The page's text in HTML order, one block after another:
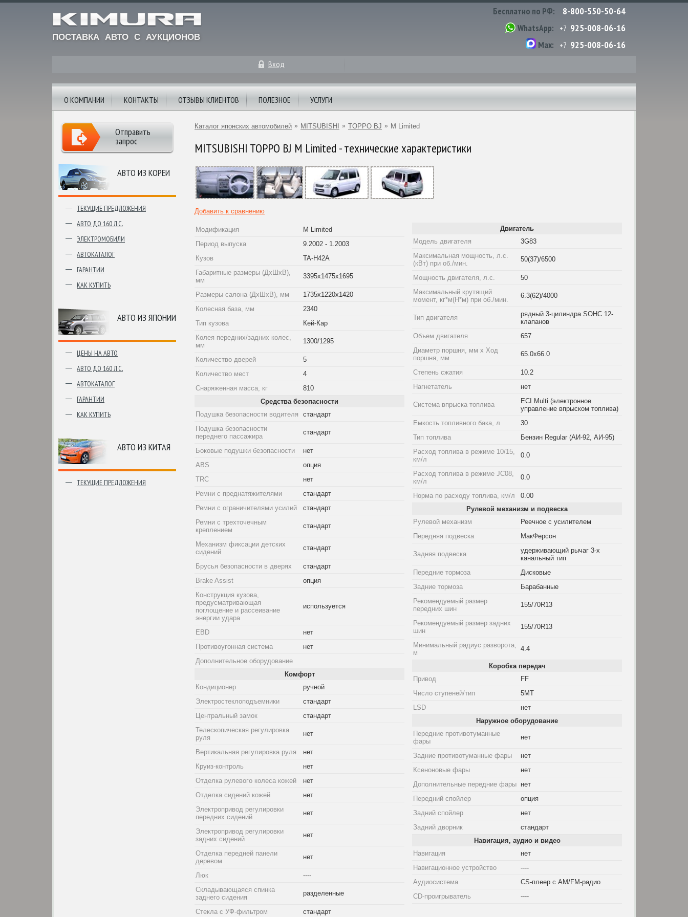
ПОСТАВКА АВТО С АУКЦИОНОВ
Бесплатно по РФ: 8-800-550-50-64
WhatsApp: +7 925-008-06-16
Max: +7 925-008-06-16
Вход
О КОМПАНИИ КОНТАКТЫ ОТЗЫВЫ КЛИЕНТОВ ПОЛЕЗНОЕ УСЛУГИ
АВТО ИЗ КОРЕИ
ТЕКУЩИЕ ПРЕДЛОЖЕНИЯ
АВТО ДО 160 Л.С.
ЭЛЕКТРОМОБИЛИ
АВТОКАТАЛОГ
ГАРАНТИИ
КАК КУПИТЬ
АВТО ИЗ ЯПОНИИ
ЦЕНЫ НА АВТО
АВТО ДО 160 Л.С.
АВТОКАТАЛОГ
ГАРАНТИИ
КАК КУПИТЬ
АВТО ИЗ КИТАЯ
ТЕКУЩИЕ ПРЕДЛОЖЕНИЯ
Отправить
запрос
Каталог японских автомобилей » MITSUBISHI » TOPPO BJ » M Limited
MITSUBISHI TOPPO BJ M Limited - технические характеристики
Добавить к сравнению
Модификация
M Limited
Период выпуска
9.2002 - 1.2003
Кузов
TA-H42A
Габаритные размеры (ДхШхВ),
мм
3395x1475x1695
Размеры салона (ДхШхВ), мм
1735x1220x1420
Колесная база, мм
2340
Тип кузова
Кей-Кар
Колея передних/задних колес,
мм
1300/1295
Количество дверей
5
Количество мест
4
Снаряженная масса, кг
810
Средства безопасности
Подушка безопасности водителя
стандарт
Подушка безопасности
переднего пассажира
стандарт
Боковые подушки безопасности
нет
ABS
опция
TRC
нет
Ремни с преднатяжителями
стандарт
Ремни с ограничителями усилий
стандарт
Ремни с трехточечным
креплением
стандарт
Механизм фиксации детских
сидений
стандарт
Брусья безопасности в дверях
стандарт
Brake Assist
опция
Конструкция кузова,
предусматривающая
поглощение и рассеивание
энергии удара
используется
EBD
нет
Противоугонная система
нет
Дополнительное оборудование
Комфорт
Кондиционер
ручной
Электростеклоподъемники
стандарт
Центральный замок
стандарт
Телескопическая регулировка
руля
нет
Вертикальная регулировка руля
нет
Круиз-контроль
нет
Отделка рулевого колеса кожей
нет
Отделка сидений кожей
нет
Электропривод регулировки
передних сидений
нет
Электропривод регулировки
задних сидений
нет
Отделка передней панели
деревом
нет
Люк
----
Складывающаяся спинка
заднего сидения
разделенные
Стекла с УФ-фильтром стандарт
Двигатель
Модель двигателя
3G83
Максимальная мощность, л.с.
(кВт) при об./мин.
50(37)/6500
Мощность двигателя, л.с.
50
Максимальный крутящий
момент, кг*м(Н*м) при об./мин.
6.3(62)/4000
Тип двигателя
рядный 3-цилиндра SOHC 12-
клапанов
Объем двигателя
657
Диаметр поршня, мм x Ход
поршня, мм
65.0x66.0
Степень сжатия
10.2
Нагнетатель
нет
Система впрыска топлива
ECI Multi (электронное
управление впрыском топлива)
Емкость топливного бака, л
30
Тип топлива
Бензин Regular (АИ-92, АИ-95)
Расход топлива в режиме 10/15,
км/л
0.0
Расход топлива в режиме JC08,
км/л
0.0
Норма по расходу топлива, км/л
0.00
Рулевой механизм и подвеска
Рулевой механизм
Реечное с усилителем
Передняя подвеска
МакФерсон
Задняя подвеска
удерживающий рычаг 3-х
канальный тип
Передние тормоза
Дисковые
Задние тормоза
Барабанные
Рекомендуемый размер
передних шин
155/70R13
Рекомендуемый размер задних
шин
155/70R13
Минимальный радиус разворота,
м
4.4
Коробка передач
Привод
FF
Число ступеней/тип
5MT
LSD
нет
Наружное оборудование
Передние противотуманные
фары
нет
Задние противотуманные фары
нет
Ксеноновые фары
нет
Дополнительные передние фары нет
Передний спойлер
опция
Задний спойлер
нет
Задний дворник
стандарт
Навигация, аудио и видео
Навигация
нет
Навигационное устройство
----
Аудиосистема
CS-плеер с AM/FM-радио
CD-проигрыватель
----